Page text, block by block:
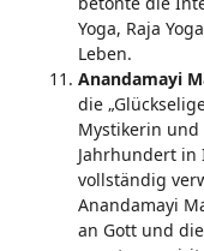
Yoga, Raja
Leben.
Anandamayi
die
Mystikerin
Jahrhundert in
vollständig
Anandamayi
an Gott und